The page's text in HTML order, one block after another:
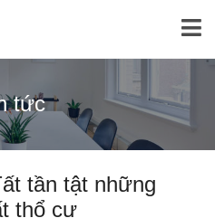
tức
tần tật những
thổ cư